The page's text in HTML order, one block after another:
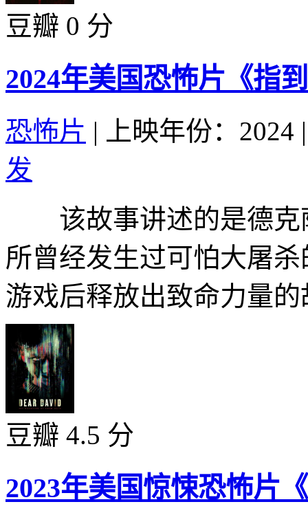
豆瓣 0 分
2024年美国恐怖片《指
恐怖片 | 上映年份：2024 |
发
该故事讲述的是德克
所曾经发生过可怕大屠
游戏后释放出致命力量
豆瓣 4.5 分
2023年美国惊悚恐怖片